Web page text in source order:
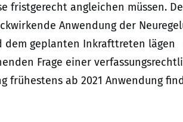
fristgerecht angleichen müssen.
Anwendung der
dem geplanten Inkrafttreten lägen
Frage einer
frühestens ab 2021 Anwendung